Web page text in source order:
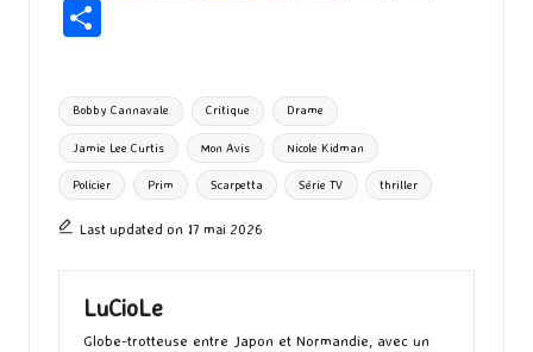
o
o
k
d
o
n
l
ky bl
r
ta
g
er
Tags:
Bobby Cannavale Critique Drame
Jamie Lee Curtis Mon Avis Nicole Kidman
Policier Prim Scarpetta Série TV thriller
Last updated on 17 mai 2026
LuCioLe
Globe-trotteuse entre Japon et Normandie, avec un